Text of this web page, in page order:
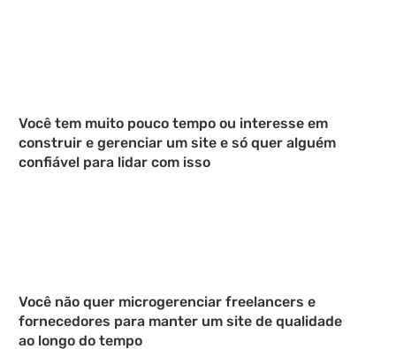
Você tem muito pouco tempo ou interesse em
construir e gerenciar um site e só quer alguém
confiável para lidar com isso
Você não quer microgerenciar freelancers e
fornecedores para manter um site de qualidade
ao longo do tempo